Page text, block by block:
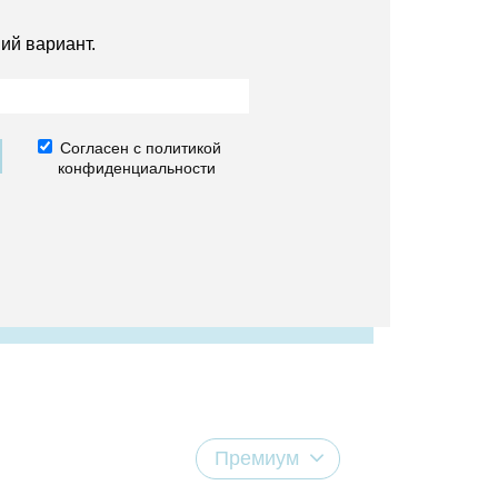
вариант.
Согласен с политикой
конфиденциальности
Премиум